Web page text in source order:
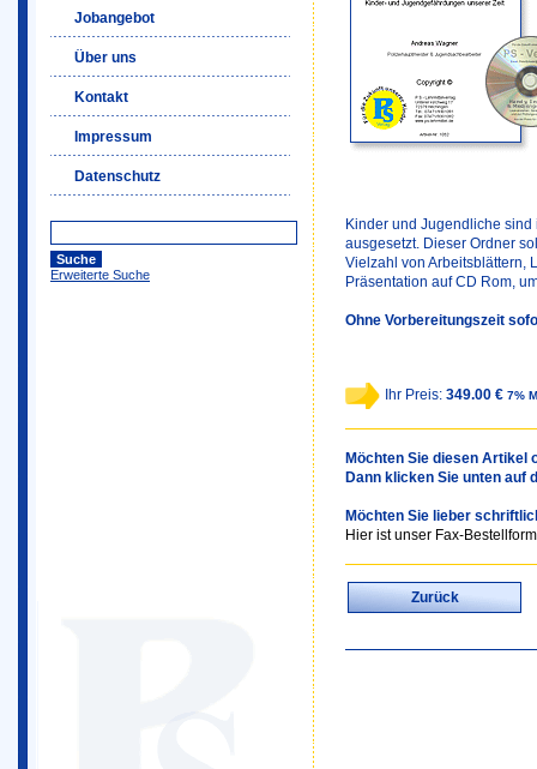
Jobangebot
Über uns
Kontakt
Impressum
Datenschutz
Erweiterte Suche
Kinder und Jugendliche
ausgesetzt. Dieser Ordner
Vielzahl von Arbeitsblättern,
Präsentation auf CD Rom,
Ohne Vorbereitungszeit
Ihr Preis: 349.00 € 7%
Möchten Sie diesen Artikel
Dann klicken Sie unten auf
Möchten Sie lieber
Hier ist unser Fax-
Zurück